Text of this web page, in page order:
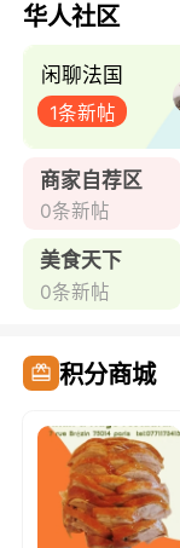
华人社区
闲聊法国
1条新帖
商家自荐区
0条新帖
美食天下
0条新帖
积分商城